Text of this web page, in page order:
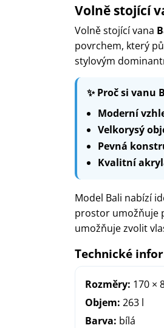
Volně stojící
Volně stojící vana
povrchem, který
stylovým
✨ Proč si vanu
Moderní
Velkorysý
Pevná
Kvalitní
Model Bali nabízí
prostor umožňuje
umožňuje zvolit
Technické
Rozměry: 170 ×
Objem: 263 l
Barva: bílá